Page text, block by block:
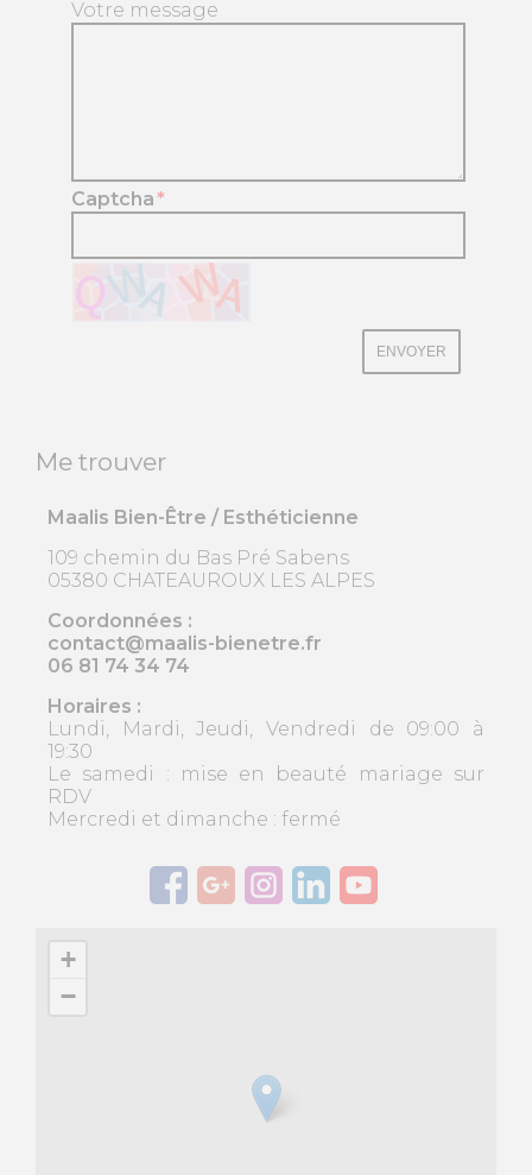
Votre message
Captcha*
ENVOYER
Me trouver
Maalis Bien-Être / Esthéticienne
109 chemin du Bas Pré Sabens
05380 CHATEAUROUX LES ALPES
Coordonnées :
contact@maalis-bienetre.fr
06 81 74 34 74
Horaires :
Lundi, Mardi, Jeudi, Vendredi de 09:00 à
19:30
Le samedi : mise en beauté mariage sur
RDV
Mercredi et dimanche : fermé
+
−